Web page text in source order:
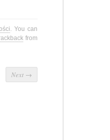
. You can
from
Next →